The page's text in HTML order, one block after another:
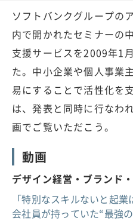
ソフトバンクグループの
内で開かれたセミナーの
支援サービスを2009年1
た。中小企業や個人事業
易にすることで活性化を
は、発表と同時に行なわ
画でご覧いただこう。
動画
デザイン経営・ブランド
「特別なスキルないと起
会社員が持っていた“最強